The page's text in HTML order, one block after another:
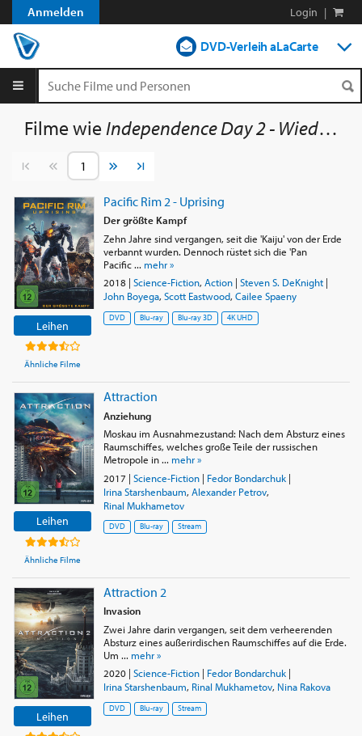
Anmelden Login |
DVD-Verleih aLaCarte
Streamen
Filme wieIndependence Day 2 - Wiederkehr
Vorherige SeiteNächste Seite
Leihen
Ähnliche Filme
Pacific Rim 2 - Uprising
Der größte Kampf
Zehn Jahre sind vergangen, seit die 'Kaiju' von der Erde
verbannt wurden. Dennoch rüstet sich die 'Pan
Pacific ... mehr »
2018| Science-Fiction, Action| Steven S. DeKnight|
John Boyega, Scott Eastwood, Cailee Spaeny
DVD Blu-ray Blu-ray 3D 4K UHD
Leihen
Ähnliche Filme
Attraction
Anziehung
Moskau im Ausnahmezustand: Nach dem Absturz eines
Raumschiffes, welches große Teile der russischen
Metropole in ... mehr »
2017 | Science-Fiction| Fedor Bondarchuk|
Irina Starshenbaum, Alexander Petrov,
Rinal Mukhametov
DVD Blu-ray Stream
Leihen
Attraction 2
Invasion
Zwei Jahre darin vergangen, seit dem verheerenden
Absturz eines außerirdischen Raumschiffes auf die Erde.
Um ... mehr »
2020| Science-Fiction| Fedor Bondarchuk|
Irina Starshenbaum, Rinal Mukhametov, Nina Rakova
DVD Blu-ray Stream